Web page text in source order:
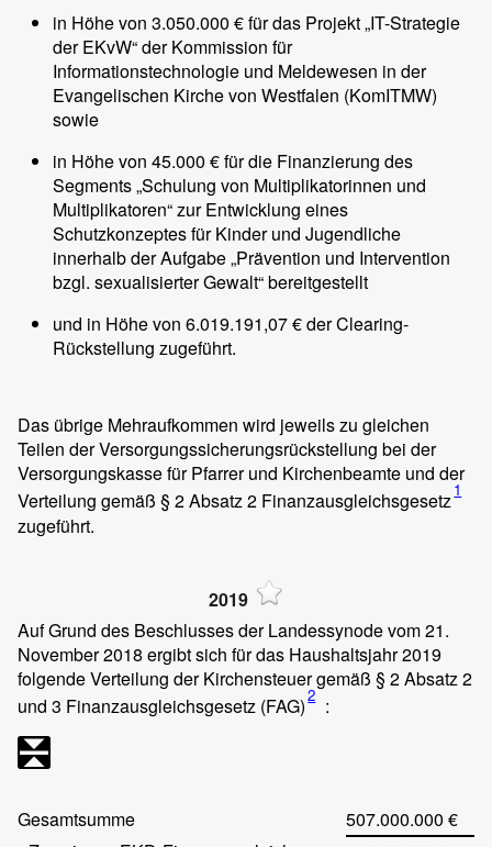
in Höhe von 3.050.000 € für das Projekt „IT-Strategie
der EKvW“ der Kommission für
Informationstechnologie und Meldewesen in der
Evangelischen Kirche von Westfalen (KomITMW)
sowie
in Höhe von 45.000 € für die Finanzierung des
Segments „Schulung von Multiplikatorinnen und
Multiplikatoren“ zur Entwicklung eines
Schutzkonzeptes für Kinder und Jugendliche
innerhalb der Aufgabe „Prävention und Intervention
bzgl. sexualisierter Gewalt“ bereitgestellt
und in Höhe von 6.019.191,07 € der Clearing-
Rückstellung zugeführt.
Das übrige Mehraufkommen wird jeweils zu gleichen
Teilen der Versorgungssicherungsrückstellung bei der
Versorgungskasse für Pfarrer und Kirchenbeamte und der
Verteilung gemäß § 2 Absatz 2 Finanzausgleichsgesetz1
zugeführt.
2019
Auf Grund des Beschlusses der Landessynode vom 21.
November 2018 ergibt sich für das Haushaltsjahr 2019
folgende Verteilung der Kirchensteuer gemäß § 2 Absatz 2
und 3 Finanzausgleichsgesetz (FAG)2 :
Gesamtsumme
507.000.000 €